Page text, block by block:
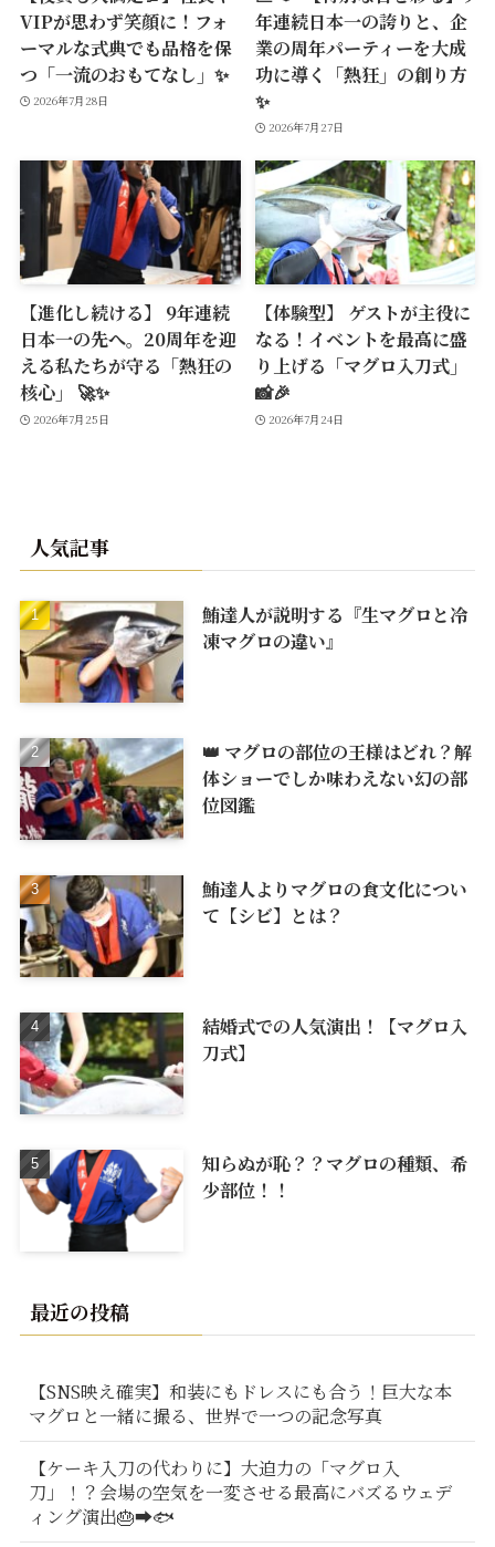
VIPが思わず笑顔に！フォ
ーマルな式典でも品格を保
つ「一流のおもてなし」✨
2026年7月28日
年連続日本一の誇りと、企
業の周年パーティーを大成
功に導く「熱狂」の創り方
✨
2026年7月27日
【進化し続ける】 9年連続
日本一の先へ。20周年を迎
える私たちが守る「熱狂の
核心」 🚀✨
2026年7月25日
【体験型】 ゲストが主役に
なる！イベントを最高に盛
り上げる「マグロ入刀式」
📸🎉
2026年7月24日
人気記事
鮪達人が説明する『生マグロと冷
凍マグロの違い』
👑 マグロの部位の王様はどれ？解
体ショーでしか味わえない幻の部
位図鑑
鮪達人よりマグロの食文化につい
て【シビ】とは？
結婚式での人気演出！【マグロ入
刀式】
知らぬが恥？？マグロの種類、希
少部位！！
最近の投稿
【SNS映え確実】和装にもドレスにも合う！巨大な本
マグロと一緒に撮る、世界で一つの記念写真
【ケーキ入刀の代わりに】大迫力の「マグロ入
刀」！？会場の空気を一変させる最高にバズるウェデ
ィング演出🎂➡️🐟